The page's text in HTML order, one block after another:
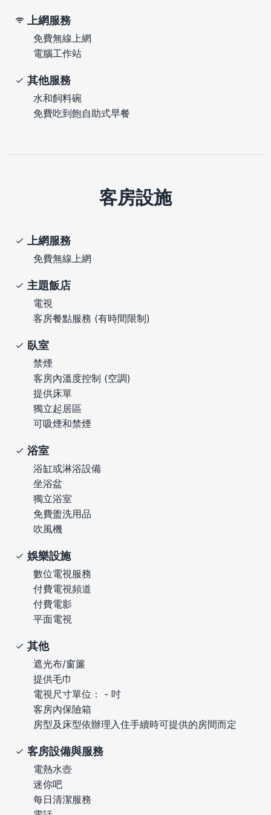
上網服務
免費無線上網
電腦工作站
其他服務
水和飼料碗
免費吃到飽自助式早餐
客房設施
上網服務
免費無線上網
主題飯店
電視
客房餐點服務 (有時間限制)
臥室
禁煙
客房內溫度控制 (空調)
提供床單
獨立起居區
可吸煙和禁煙
浴室
浴缸或淋浴設備
坐浴盆
獨立浴室
免費盥洗用品
吹風機
娛樂設施
數位電視服務
付費電視頻道
付費電影
平面電視
其他
遮光布/窗簾
提供毛巾
電視尺寸單位： - 吋
客房內保險箱
房型及床型依辦理入住手續時可提供的房間而定
客房設備與服務
電熱水壺
迷你吧
每日清潔服務